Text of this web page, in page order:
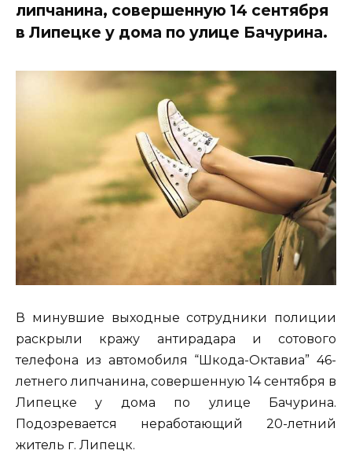
липчанина, совершенную 14 сентября
в Липецке у дома по улице Бачурина.
В минувшие выходные сотрудники полиции
раскрыли кражу антирадара и сотового
телефона из автомобиля “Шкода-Октавиа” 46-
летнего липчанина, совершенную 14 сентября в
Липецке у дома по улице Бачурина.
Подозревается неработающий 20-летний
житель г. Липецк.